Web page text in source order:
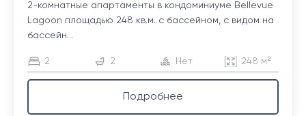
2-комнатные апартаменты в кондоминиуме Bellevue
Lagoon площадью 248 кв.м. с бассейном, с видом на
бассейн...
2 2 Нет 248 м²
Подробнее